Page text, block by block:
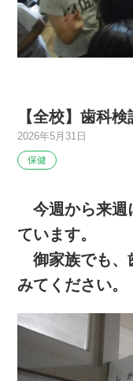
【全校】歯科検
2026年5月31日
保健
今週から来週
ています。
御家族でも、
みてください。